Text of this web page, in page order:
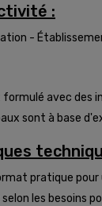
:
-
formulé avec
sont à base
pratique
selon les besoins